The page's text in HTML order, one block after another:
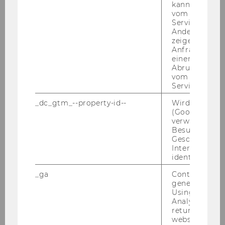
bie­tet Frei­raum für Dis­kurs, Aus­tausch und
Ver­net­zung. Auch Ar­chi­tek­tur­lieb­ha­ber*innen
kom­men auf ihre Kos­ten: Die Ge­bäu­de wur­
In­no­va­ti­on hat an der WU Tra­di­ti­on, denn un­
se­re Stu­die­ren­den er­hal­ten nicht nur eine
fun­dier­te aka­de­mi­sche Aus­bil­dung, son­dern
er­ler­nen auch die Fä­hig­kei­ten, die sie be­nö­ti­
gen, um ver­ant­wor­tungs­vol­le Po­si­tio­nen in
Wirt­schaft und Ge­sell­schaft zu über­neh­men:
Sie er­wer­ben ein brei­tes Kom­pe­tenz­spek­
trum zur Be­wäl­ti­gung der wirt­schaft­li­chen,
so­zia­len, recht­li­chen und öko­lo­gi­schen Her­
kann, um
vom AMP-
Service
Andere
zeigen Opt-
Anfrage im
einen Fehler
Abrufen
vom AMP
Service an.
_dc_gtm_--property-id--
Wird von
(Google Tag
verwendet,
Besucher
Geschlecht
Interessen zu
identifizieren.
_ga
Contains a
generated
Using this
Analytics can
returning
website and